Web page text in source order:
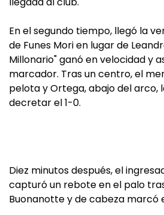
En el segundo tiempo, llegó la
de Funes Mori en lugar de
Millonario" ganó en velocidad y
marcador. Tras un centro, el
pelota y Ortega, abajo del arco,
decretar el 1-0.
Diez minutos después, el
capturó un rebote en el palo
Buonanotte y de cabeza marcó